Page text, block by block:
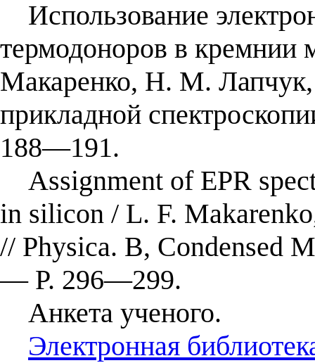
Использование
термодоноров в
Макаренко, Н. М.
прикладной
188—191.
Assignment of EPR
in silicon / L. F.
// Physica. B, Condensed
— P. 296—299.
Анкета ученого.
Электронная